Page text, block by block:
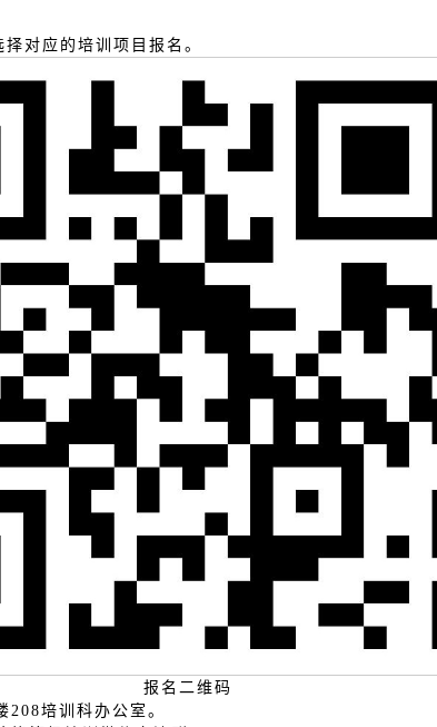
对应的培训项目报名。
报名二维码
208培训科办公室。